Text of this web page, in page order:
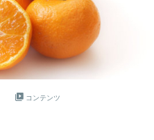
コンテンツ